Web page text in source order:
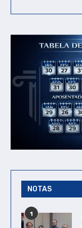
NOTAS
1